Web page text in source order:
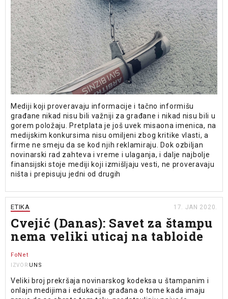
Mediji koji proveravaju informacije i tačno informišu
građane nikad nisu bili važniji za građane i nikad nisu bili u
gorem položaju. Pretplata je još uvek misaona imenica, na
medijskim konkursima nisu omiljeni zbog kritike vlasti, a
firme ne smeju da se kod njih reklamiraju. Dok ozbiljan
novinarski rad zahteva i vreme i ulaganja, i dalje najbolje
finansijski stoje mediji koji izmišljaju vesti, ne proveravaju
ništa i prepisuju jedni od drugih
ETIKA 17. JAN 2020.
Cvejić (Danas): Savet za štampu
nema veliki uticaj na tabloide
FoNet
IZVOR UNS
Veliki broj prekršaja novinarskog kodeksa u štampanim i
onlajn medijima i edukacija građana o tome kada imaju